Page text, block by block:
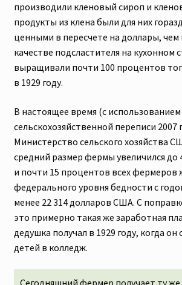
производили кленовый сироп и
продукты из клена были для них
ценными в пересчете на доллары, чем
качестве подсластителя на кухонном
выращивали почти 100 процентов
в 1929 году.
В настоящее время (с
сельскохозяйственной переписи 2007
Министерство сельского хозяйства
средний размер фермы увеличился до
и почти 15 процентов всех фермеров
федерального уровня бедности с
менее 22 314 долларов США. С
это примерно такая же заработная
дедушка получал в 1929 году, когда он
детей в колледж.
Сегодняшний фермер получает ту же